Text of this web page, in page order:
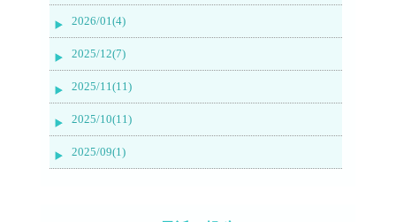
2026/01(4)
2025/12(7)
2025/11(11)
2025/10(11)
2025/09(1)